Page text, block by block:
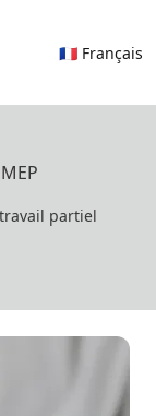
🇫🇷 Français
partiel